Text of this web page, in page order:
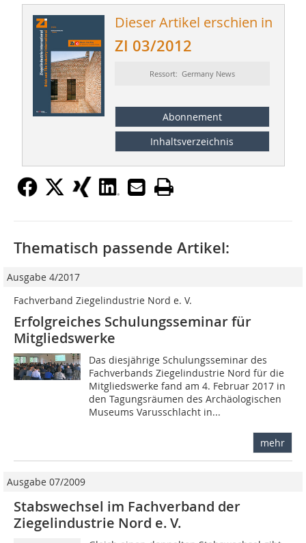
Dieser Artikel erschien in
ZI 03/2012
Ressort: Germany News
Abonnement
Inhaltsverzeichnis
Thematisch passende Artikel:
Ausgabe 4/2017
Fachverband Ziegelindustrie Nord e. V.
Erfolgreiches Schulungsseminar für
Mitgliedswerke
Das diesjährige Schulungsseminar des
Fachverbands Ziegelindustrie Nord für die
Mitgliedswerke fand am 4. Februar 2017 in
den Tagungsräumen des Archäologischen
Museums Varusschlacht in...
mehr
Ausgabe 07/2009
Stabswechsel im Fachverband der
Ziegelindustrie Nord e. V.